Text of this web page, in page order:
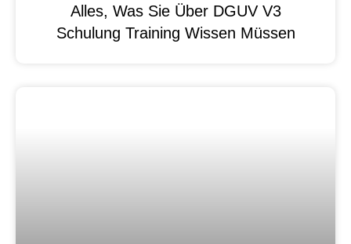
Alles, Was Sie Über DGUV V3
Schulung Training Wissen Müssen